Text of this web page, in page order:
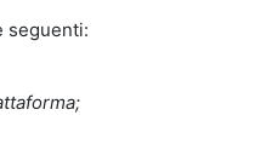
seguenti: